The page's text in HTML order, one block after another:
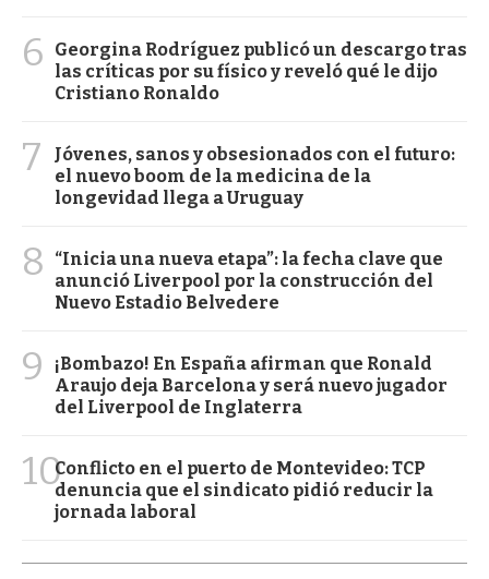
6
Georgina Rodríguez publicó un descargo tras
las críticas por su físico y reveló qué le dijo
Cristiano Ronaldo
7
Jóvenes, sanos y obsesionados con el futuro:
el nuevo boom de la medicina de la
longevidad llega a Uruguay
8
“Inicia una nueva etapa”: la fecha clave que
anunció Liverpool por la construcción del
Nuevo Estadio Belvedere
9
¡Bombazo! En España afirman que Ronald
Araujo deja Barcelona y será nuevo jugador
del Liverpool de Inglaterra
10Conflicto en el puerto de Montevideo: TCP
denuncia que el sindicato pidió reducir la
jornada laboral